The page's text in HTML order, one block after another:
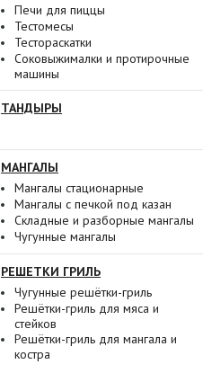
Печи для пиццы
Тестомесы
Тестораскатки
Соковыжималки и протирочные
машины
ТАНДЫРЫ
МАНГАЛЫ
Мангалы стационарные
Мангалы с печкой под казан
Складные и разборные мангалы
Чугунные мангалы
РЕШЕТКИ ГРИЛЬ
Чугунные решётки-гриль
Решётки-гриль для мяса и
стейков
Решётки-гриль для мангала и
костра